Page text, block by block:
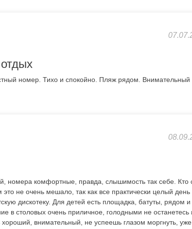
номер. Тихо и спокойно. Пляж рядом. Внимательный
номера комфортные, правда, слышимость так себе. Кто
не очень мешало, так как все практически целый
дискотеку. Для детей есть площадка, батуты, рядом и
в столовых очень приличное, голодными не останетесь
внимательный, не успеешь глазом моргнуть, уже